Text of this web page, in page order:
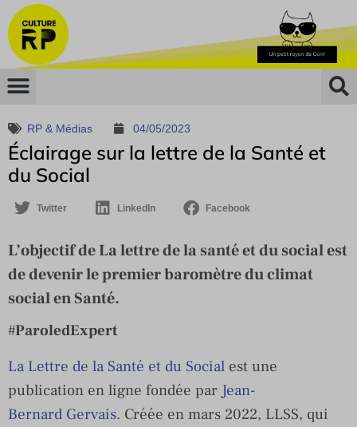
RP & Médias 04/05/2023
Éclairage sur la lettre de la Santé et
du Social
Twitter LinkedIn Facebook
L’objectif de La lettre de la santé et du social est
de devenir le premier baromètre du climat
social en Santé.
#ParoledExpert
La Lettre de la Santé et du Social est une
publication en ligne fondée par Jean-
Bernard Gervais. Créée en mars 2022, LLSS, qui